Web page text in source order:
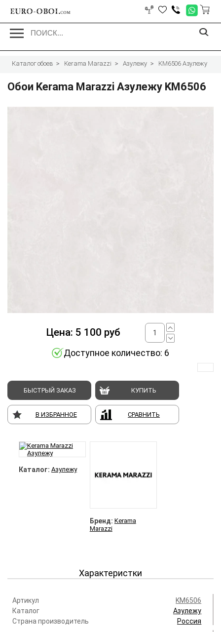
EURO-OBOI.com
Каталог обоев Kerama Marazzi Азулежу KM6506 Азулежу
Обои Kerama Marazzi Азулежу KM6506
Цена: 5 100 руб
Доступное количество: 6
БЫСТРЫЙ ЗАКАЗ КУПИТЬ
В ИЗБРАННОЕ СРАВНИТЬ
Каталог: Азулежу
Бренд: Kerama
Marazzi
Характеристки
Артикул
KM6506
Каталог
Азулежу
Страна производитель
Россия